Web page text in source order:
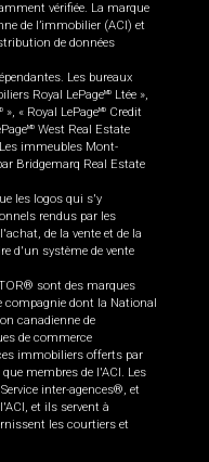
vérifiée. La marque
de l’immobilier (ACI) et
de données
Les bureaux
Royal LePageMD
Ltée »,
», « Royal LePageMD
Credit
MD West Real Estate
immeubles Mont-
Bridgemarq Real Estate
les logos qui s'y
rendus par les
de la vente et de la
d'un système de vente
sont des marques
compagnie dont la National
canadienne de
de commerce
immobiliers offerts par
membres de l'ACI. Les
inter-agences®, et
et ils servent à
les courtiers et